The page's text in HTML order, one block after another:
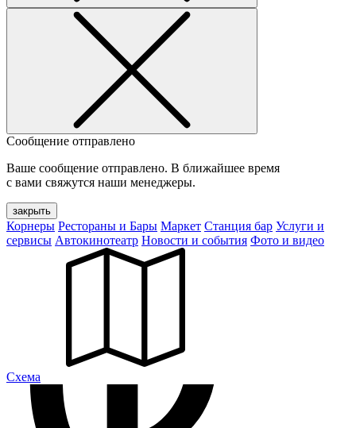
Сообщение отправлено
Ваше сообщение отправлено. В ближайшее время
с вами свяжутся наши менеджеры.
закрыть
Корнеры Рестораны и Бары Маркет Станция бар Услуги и
сервисы Автокинотеатр Новости и события Фото и видео
Cхема